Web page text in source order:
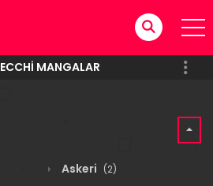
ECCHI MANGALAR
Askeri (2)